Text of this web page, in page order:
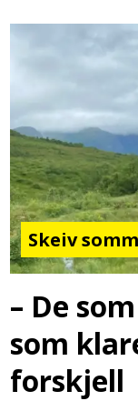
Skeiv
– De
som
forskjell